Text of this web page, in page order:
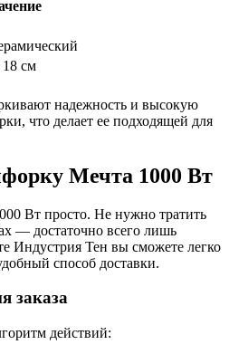
см
надежность и высокую
что делает ее подходящей для
Мечта 1000 Вт
Вт просто. Не нужно тратить
— достаточно всего лишь
Индустрия Тен вы сможете легко
способ доставки.
заказа
действий: